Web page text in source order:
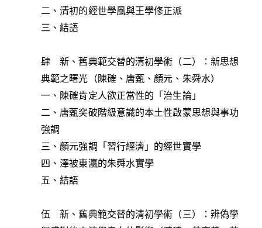
二、清初的經世學風與王學修正派
三、結語
肆 新、舊典範交替的清初學術（二）：新思想
典範之曙光（陳確、唐甄、顏元、朱舜水）
一、陳確肯定人欲正當性的「治生論」
二、唐甄突破階級意識的本土性啟蒙思想與事功
強調
三、顏元強調「習行經濟」的經世實學
四、澤被東瀛的朱舜水實學
五、結語
伍 新、舊典範交替的清初學術（三）：辨偽學